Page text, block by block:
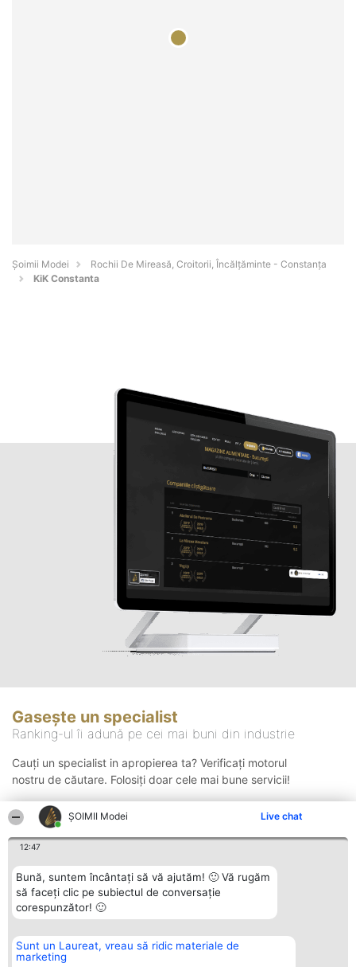
ȘOIMII Modei Live chat
12:47
Bună, suntem încântați să vă ajutăm! 🙂 Vă rugăm
să faceți clic pe subiectul de conversație
corespunzător! 🙂
Sunt un Laureat, vreau să ridic materiale de
marketing
Șoimii Modei
Rochii De Mireasă, Croitorii, Încălțăminte - Constanţa
KiK Constanta
Gasește un specialist
Ranking-ul îi adună pe cei mai buni din industrie
Cauți un specialist in apropierea ta? Verificați motorul
nostru de căutare. Folosiți doar cele mai bune servicii!
Organizator Ranking
BRIGHT SOLUTIONS BR SRL
Plebiscyt Contact